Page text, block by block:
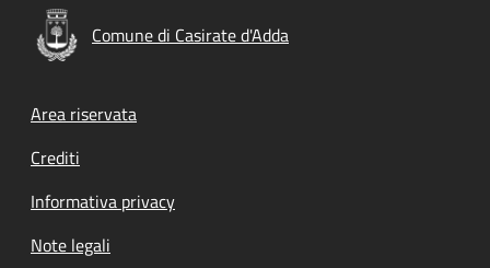
Comune di Casirate d'Adda
Footer menu
Area riservata
Crediti
Informativa privacy
Note legali